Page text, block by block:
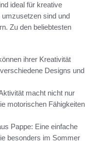
ideal für kreative
sind und
Zu den beliebtesten
ihrer Kreativität
Designs und
macht nicht nur
motorischen Fähigkeiten
Pappe: Eine einfache
besonders im Sommer